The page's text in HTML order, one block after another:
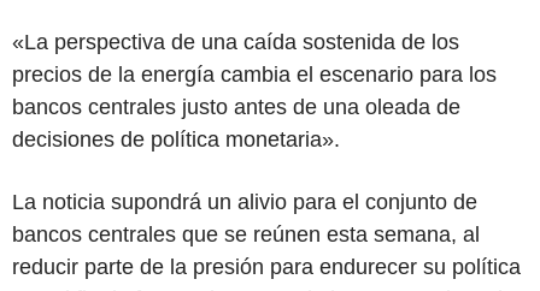
«La perspectiva de una caída sostenida de los
precios de la energía cambia el escenario para los
bancos centrales justo antes de una oleada de
decisiones de política monetaria».
La noticia supondrá un alivio para el conjunto de
bancos centrales que se reúnen esta semana, al
reducir parte de la presión para endurecer su política